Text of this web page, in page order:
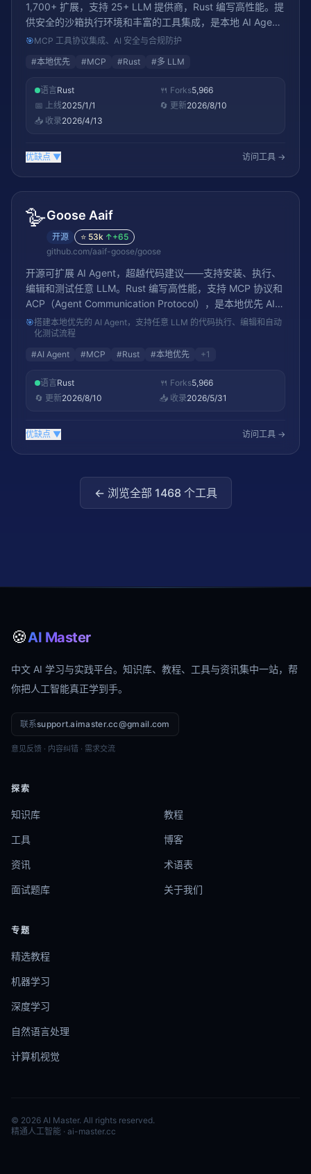
1,700+ 扩展，支持 25+ LLM 提供商，Rust 编写高性能。提
供安全的沙箱执行环境和丰富的工具集成，是本地 AI Agent
开发的新选择
🎯MCP 工具协议集成、AI 安全与合规防护
#本地优先 #MCP #Rust #多 LLM
语言Rust 🍴 Forks5,966
📅 上线2025/1/1 🔄 更新2026/8/10
📥 收录2026/4/13
优缺点 ▼ 访问工具 →
🪿Goose Aaif
开源 ⭐ 53k ↑+65
github.com/aaif-goose/goose
开源可扩展 AI Agent，超越代码建议——支持安装、执行、
编辑和测试任意 LLM。Rust 编写高性能，支持 MCP 协议和
ACP（Agent Communication Protocol），是本地优先 AI
Agent 开发的标杆项目。46K+ stars。
🎯搭建本地优先的 AI Agent，支持任意 LLM 的代码执行、编辑和自动
化测试流程
#AI Agent #MCP #Rust #本地优先 +1
语言Rust 🍴 Forks5,966
🔄 更新2026/8/10 📥 收录2026/5/31
优缺点 ▼ 访问工具 →
← 浏览全部 1468 个工具
🍪AI Master
中文 AI 学习与实践平台。知识库、教程、工具与资讯集中一站，帮
你把人工智能真正学到手。
联系support.aimaster.cc@gmail.com
意见反馈 · 内容纠错 · 需求交流
探索
知识库 教程
工具 博客
资讯 术语表
面试题库 关于我们
专题
精选教程
机器学习
深度学习
自然语言处理
计算机视觉
© 2026 AI Master. All rights reserved.
精通人工智能 · ai-master.cc